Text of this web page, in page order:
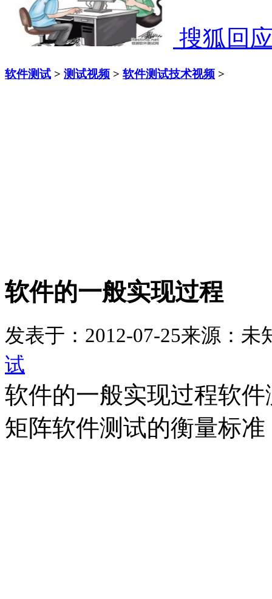
搜狐回
软件测试 > 测试视频 > 软件测试技术视频 >
软件的一般实现过程
发表于：2012-07-25来源：未
试
软件的一般实现过程软
矩阵软件测试的衡量标准